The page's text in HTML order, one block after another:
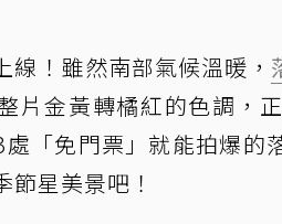
線！雖然南部氣候溫暖，
片金黃轉橘紅的色調，
「免門票」就能拍爆的
星美景吧！